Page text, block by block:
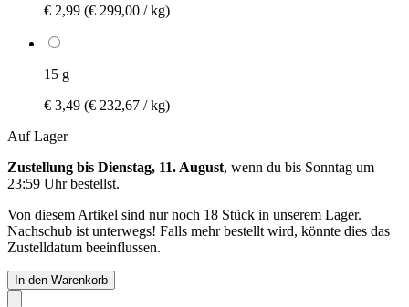
€ 2,99 (€ 299,00 / kg)
15 g
€ 3,49 (€ 232,67 / kg)
Auf Lager
Zustellung bis Dienstag, 11. August, wenn du bis Sonntag um
23:59 Uhrbestellst.
Von diesem Artikel sind nur noch 18 Stück in unserem Lager.
Nachschub ist unterwegs! Falls mehr bestellt wird, könnte dies das
Zustelldatum beeinflussen.
In den Warenkorb